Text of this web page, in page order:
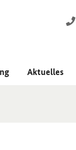
Aktuelles